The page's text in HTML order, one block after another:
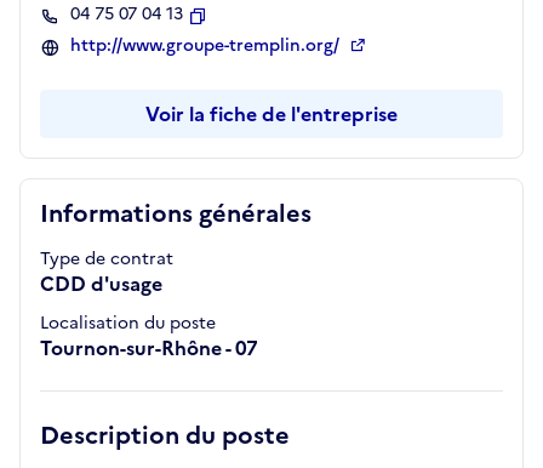
Informations générales
Type de contrat
CDD d'usage
Localisation du poste
Tournon-sur-Rhône - 07
Description du poste
04 75 07 04 13
Copier
http://www.groupe-tremplin.org/
Voir la fiche de l'entreprise